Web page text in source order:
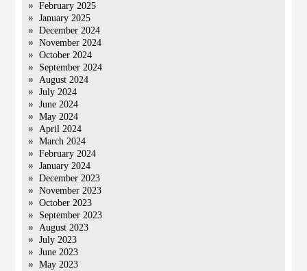
February 2025
January 2025
December 2024
November 2024
October 2024
September 2024
August 2024
July 2024
June 2024
May 2024
April 2024
March 2024
February 2024
January 2024
December 2023
November 2023
October 2023
September 2023
August 2023
July 2023
June 2023
May 2023